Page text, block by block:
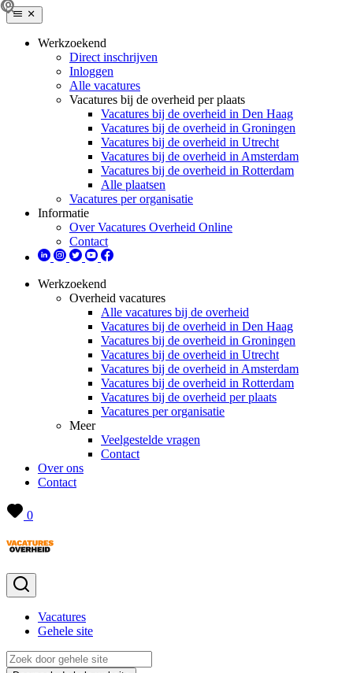
Werkzoekend
Direct inschrijven
Inloggen
Alle vacatures
Vacatures bij de overheid per plaats
Vacatures bij de overheid in Den Haag
Vacatures bij de overheid in Groningen
Vacatures bij de overheid in Utrecht
Vacatures bij de overheid in Amsterdam
Vacatures bij de overheid in Rotterdam
Alle plaatsen
Vacatures per organisatie
Informatie
Over Vacatures Overheid Online
Contact
Werkzoekend
Overheid vacatures
Alle vacatures bij de overheid
Vacatures bij de overheid in Den Haag
Vacatures bij de overheid in Groningen
Vacatures bij de overheid in Utrecht
Vacatures bij de overheid in Amsterdam
Vacatures bij de overheid in Rotterdam
Vacatures bij de overheid per plaats
Vacatures per organisatie
Meer
Veelgestelde vragen
Contact
Over ons
Contact
0
Vacatures
Gehele site